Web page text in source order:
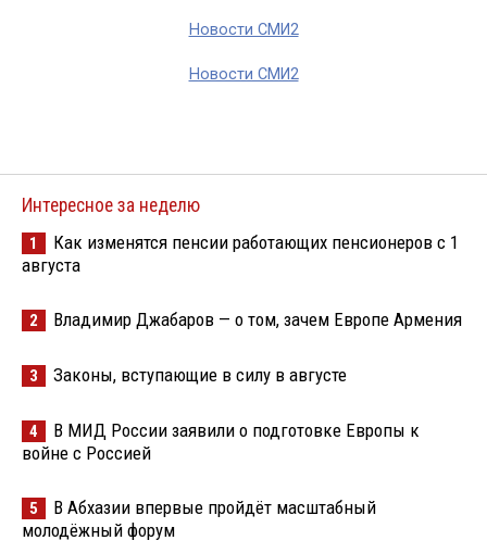
Новости СМИ2
Новости СМИ2
Интересное за неделю
1
Как изменятся пенсии работающих пенсионеров с 1
августа
2 Владимир Джабаров — о том, зачем Европе Армения
3 Законы, вступающие в силу в августе
4
В МИД России заявили о подготовке Европы к
войне с Россией
5
В Абхазии впервые пройдёт масштабный
молодёжный форум